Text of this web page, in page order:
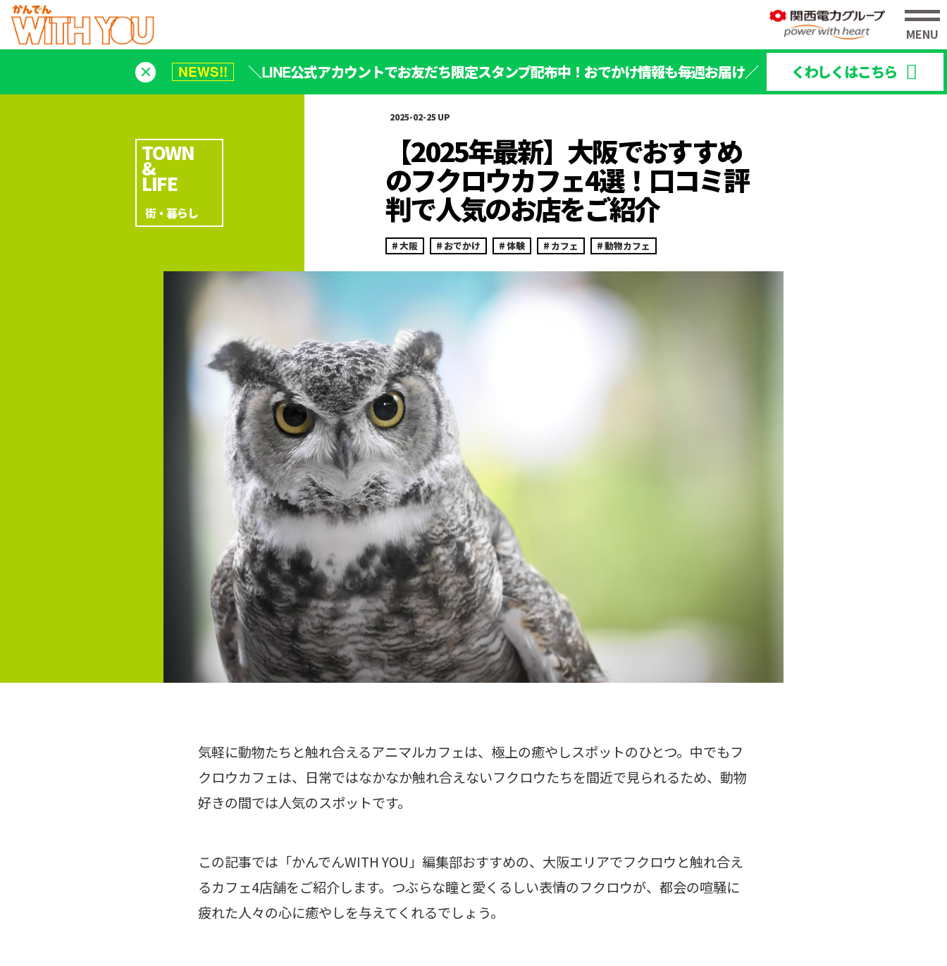
NEWS!! ＼LINE公式アカウントでお友だち限定スタンプ配布中！おでかけ情報も毎週お届け／ くわしくはこちら
2025-02-25
【2025年最新】大阪でおすすめ
のフクロウカフェ4選！口コミ評
判で人気のお店をご紹介
大阪 おでかけ 体験 カフェ 動物カフェ
気軽に動物たちと触れ合えるアニマルカフェは、極上の癒やしスポットのひとつ。中でもフ
クロウカフェは、日常ではなかなか触れ合えないフクロウたちを間近で見られるため、動物
好きの間では人気のスポットです。
この記事では「かんでんWITH YOU」編集部おすすめの、大阪エリアでフクロウと触れ合え
るカフェ4店舗をご紹介します。つぶらな瞳と愛くるしい表情のフクロウが、都会の喧騒に
疲れた人々の心に癒やしを与えてくれるでしょう。